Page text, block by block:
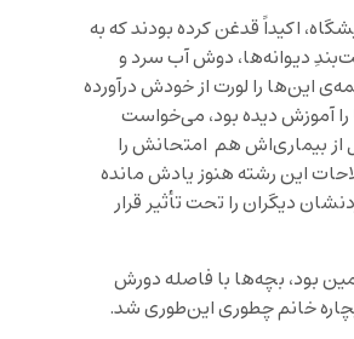
اکیداً قدغن کرده بودند که به
دیوانه‌ها، دوش آب سرد و
این‌ها را لورت از خودش درآورده
را آموزش دیده بود، می‌خواست
از بیماری‌اش هم امتحانش را
این رشته هنوز یادش مانده
دیگران را تحت تأثیر قرار
بود، بچه‌ها با فاصله دورش
خانم چطوری این‌طوری شد.